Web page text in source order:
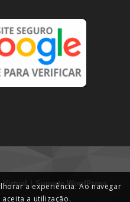
Virtual|Suporte WordPress
a experiência. Ao navegar
a utilização.